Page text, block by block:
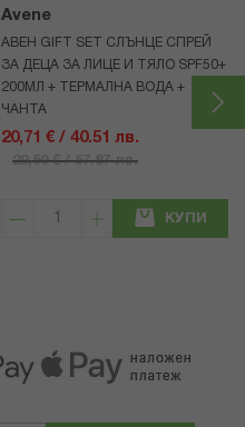
Avene
АВЕН GIFT SET СЛЪНЦЕ СПРЕЙ
ЗА ДЕЦА ЗА ЛИЦЕ И ТЯЛО SPF50+
200МЛ + ТЕРМАЛНА ВОДА +
ЧАНТА
20,71 € / 40.51 лв.
29,59 € / 57.87 лв.
КУПИ